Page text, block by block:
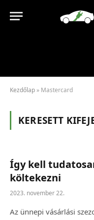
Kezdőlap » Mastercard
KERESETT
Így kell
költekezni
2023. november 22.
Az ünnepi vásárlási